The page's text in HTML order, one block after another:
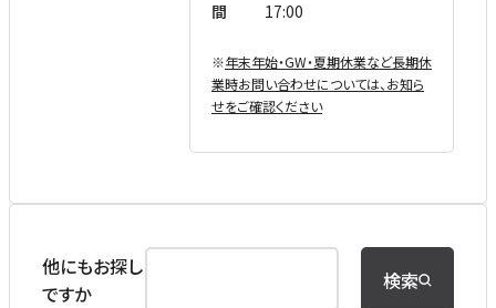
間
17:00
※年末年始・GW・夏期休業など⻑期休
業時お問い合わせについては、お知ら
せをご確認ください
他にもお探し
ですか
検索